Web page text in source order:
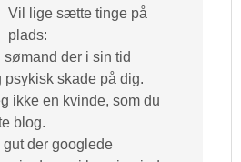
Vil lige sætte tinge på
plads:
der i sin tid
psykisk skade på dig.
ikke en kvinde, som du
blog.
gut der googlede